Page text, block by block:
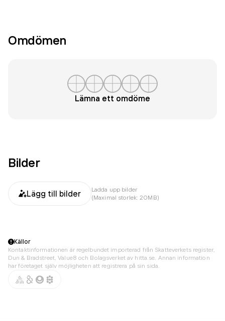
Omdömen
Lämna ett omdöme
Bilder
Lägg till bilder
Ladda upp bilder
(Maximal storlek: 20MB)
Källor
Kontaktinformationen är regelbundet importerad från Skatteverkets register,
Dun & Bradstreet, Value8 och Bolagsverket av hitta.se. Annan information
har företaget själv möjligheten att registrera på sin sida.